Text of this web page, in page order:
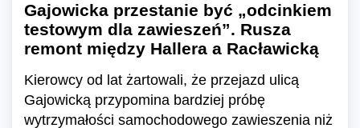
Gajowicka przestanie być „odcinkiem
testowym dla zawieszeń”. Rusza
remont między Hallera a Racławicką
Kierowcy od lat żartowali, że przejazd ulicą
Gajowicką przypomina bardziej próbę
wytrzymałości samochodowego zawieszenia niż